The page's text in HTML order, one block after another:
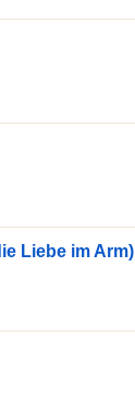
Liebe im Arm)